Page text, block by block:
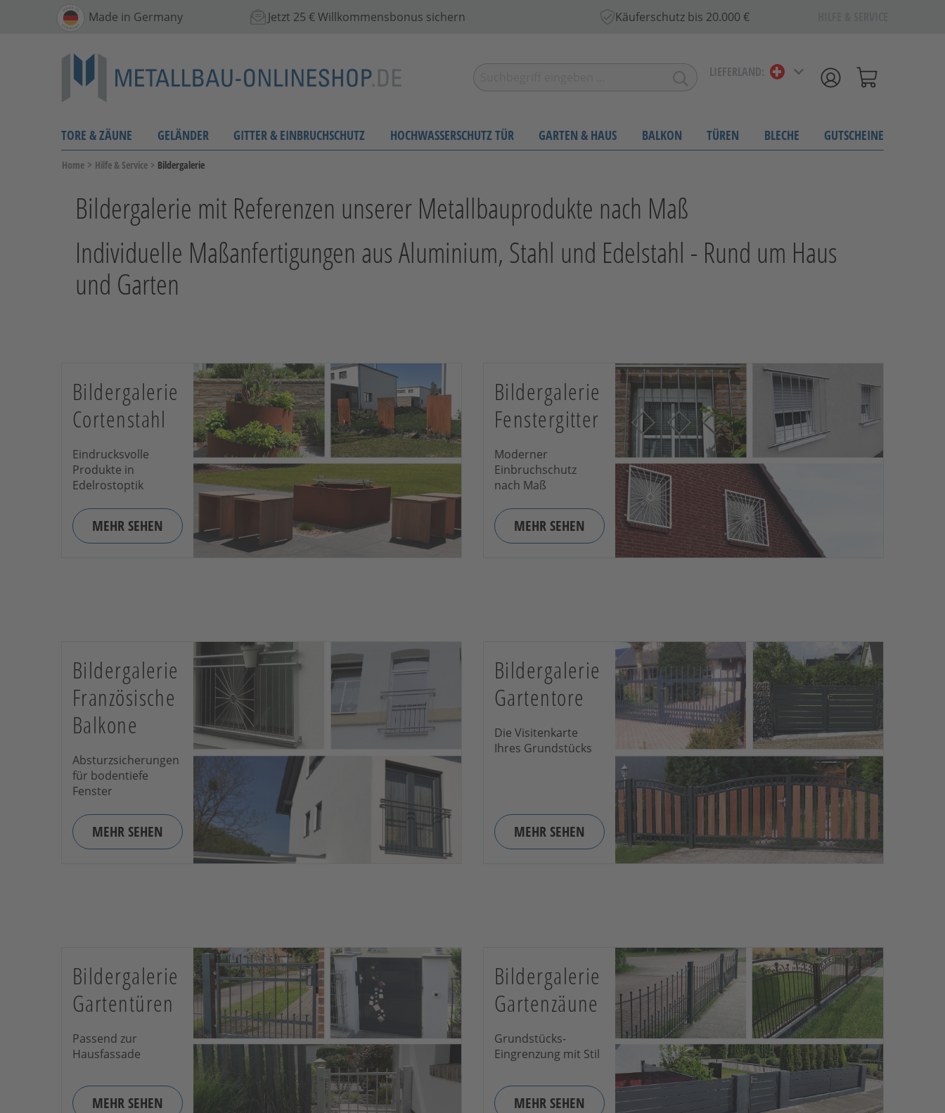
Made in Germany Jetzt 25 € Willkommensbonus sichern Käuferschutz bis 20.000 €
LIEFERLAND:
TORE & ZÄUNE GELÄNDER GITTER & EINBRUCHSCHUTZ HOCHWASSERSCHUTZ TÜR GARTEN & HAUS BALKON TÜREN BLECHE GUTSCHEINE
Home > Hilfe & Service > Bildergalerie
Bildergalerie mit Referenzen unserer Metallbauprodukte nach Maß
Individuelle Maßanfertigungen aus Aluminium, Stahl und Edelstahl - Rund um Haus
und Garten
Bildergalerie
Cortenstahl
Eindrucksvolle
Produkte in
Edelrostoptik
MEHR SEHEN
Bildergalerie
Fenstergitter
Moderner
Einbruchschutz
nach Maß
MEHR SEHEN
Bildergalerie
Französische
Balkone
Absturzsicherungen
für bodentiefe
Fenster
MEHR SEHEN
Bildergalerie
Gartentore
Die Visitenkarte
Ihres Grundstücks
MEHR SEHEN
Bildergalerie
Gartentüren
Passend zur
Hausfassade
MEHR SEHEN
Bildergalerie
Gartenzäune
Grundstücks-
Eingrenzung mit Stil
MEHR SEHEN